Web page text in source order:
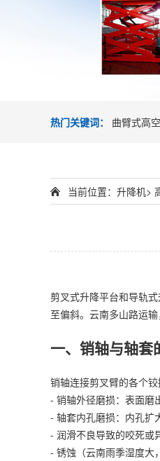
热门关键词： 曲臂式高
当前位置： 升降机>
剪叉式升降平台和导轨
至偏斜。云南多山路运
一、销轴与轴套
销轴连接剪叉臂的各个
- 销轴外径磨损：表面磨
- 轴套内孔磨损：内孔扩
- 润滑不良导致的咬死或
- 锈蚀（云南雨季湿度大